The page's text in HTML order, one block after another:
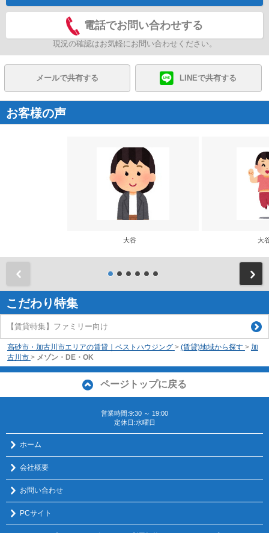
電話でお問い合わせする
現況の確認はお気軽にお問い合わせください。
メールで共有する LINEで共有する
お客様の声
大谷 大
こだわり特集
【賃貸特集】ファミリー向け
高砂市・加古川市エリアの賃貸｜ベストハウジング > (賃貸)地域から探す > 加
古川市 > メゾン・DE・OK
ページトップに戻る
営業時間:9:30 ～ 19:00
定休日:水曜日
ホーム
会社概要
お問い合わせ
PCサイト